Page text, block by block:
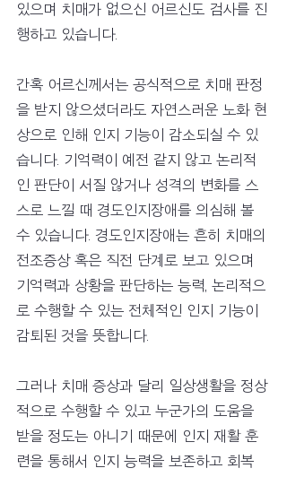
있으며 치매가 없으신 어르신도 검사를 진
행하고 있습니다.
간혹 어르신께서는 공식적으로 치매 판정
을 받지 않으셨더라도 자연스러운 노화 현
상으로 인해 인지 기능이 감소되실 수 있
습니다. 기억력이 예전 같지 않고 논리적
인 판단이 서질 않거나 성격의 변화를 스
스로 느낄 때 경도인지장애를 의심해 볼
수 있습니다. 경도인지장애는 흔히 치매의
전조증상 혹은 직전 단계로 보고 있으며
기억력과 상황을 판단하는 능력, 논리적으
로 수행할 수 있는 전체적인 인지 기능이
감퇴된 것을 뜻합니다.
그러나 치매 증상과 달리 일상생활을 정상
적으로 수행할 수 있고 누군가의 도움을
받을 정도는 아니기 때문에 인지 재활 훈
련을 통해서 인지 능력을 보존하고 회복